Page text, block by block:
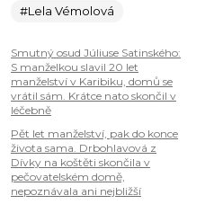
#Lela Vémolová
Smutný osud Júliuse Satinského:
S manželkou slavil 20 let
manželství v Karibiku, domů se
vrátil sám. Krátce nato skončil v
léčebně
Pět let manželství, pak do konce
života sama. Drbohlavová z
Dívky na koštěti skončila v
pečovatelském domě,
nepoznávala ani nejbližší